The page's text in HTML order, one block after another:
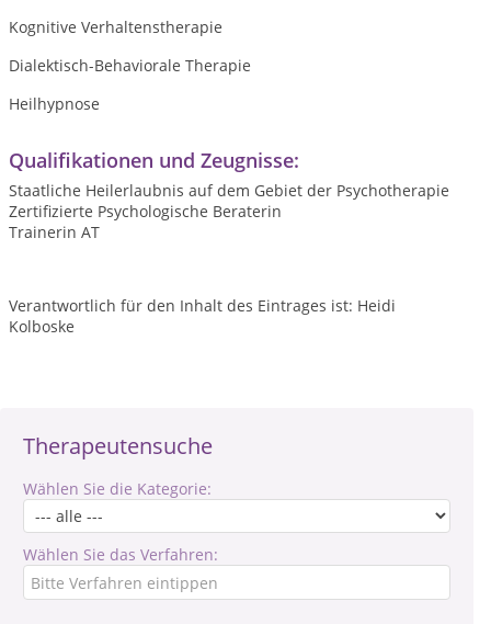
Therapeutensuche
Wählen Sie die Kategorie:
Wählen Sie das Verfahren:
Kognitive Verhaltenstherapie
Dialektisch-Behaviorale Therapie
Heilhypnose
Qualifikationen und Zeugnisse:
Staatliche Heilerlaubnis auf dem Gebiet der Psychotherapie
Zertifizierte Psychologische Beraterin
Trainerin AT
Verantwortlich für den Inhalt des Eintrages ist: Heidi
Kolboske